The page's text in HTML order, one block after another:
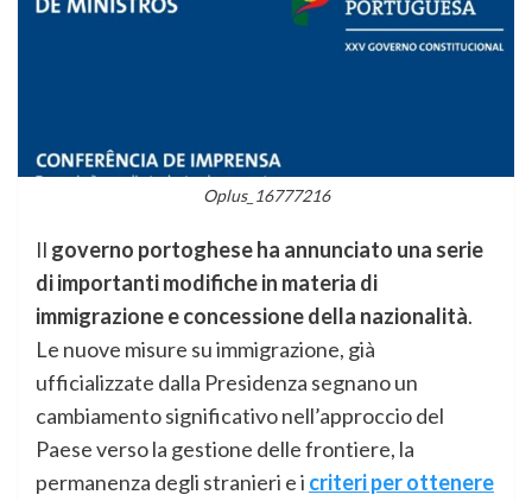
Oplus_16777216
Il governo portoghese ha annunciato una serie
di importanti modifiche in materia di
immigrazione e concessione della nazionalità.
Le nuove misure su immigrazione, già
ufficializzate dalla Presidenza segnano un
cambiamento significativo nell’approccio del
Paese verso la gestione delle frontiere, la
permanenza degli stranieri e i criteri per ottenere